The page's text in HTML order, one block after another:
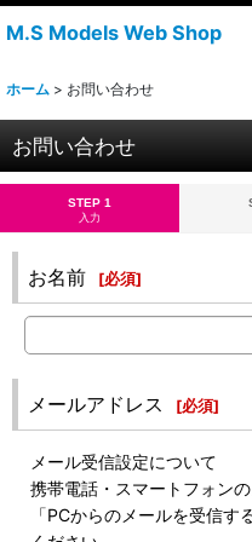
M.S Models Web Shop
ホーム > お問い合わせ
お問い合わせ
STEP 1
入力
お名前 [必須]
メールアドレス [必須]
メール受信設定について
携帯電話・スマートフォン
「PCからのメールを受信